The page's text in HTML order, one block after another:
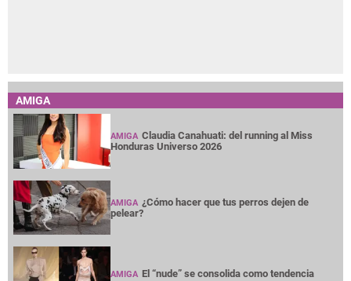
AMIGA
AMIGA Claudia Canahuati: del running al Miss
Honduras Universo 2026
AMIGA ¿Cómo hacer que tus perros dejen de
pelear?
AMIGA El “nude” se consolida como tendencia